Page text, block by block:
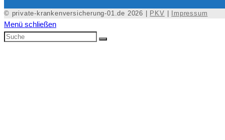
© private-krankenversicherung-01.de 2026 | PKV Impressum
Menü schließen